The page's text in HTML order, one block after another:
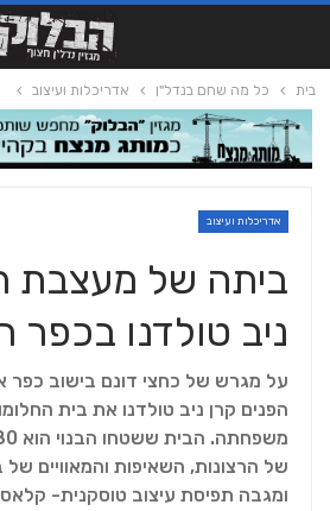
בית כל מה שחם בנדל"ן אדריכלות ועיצוב
אדריכלות ועיצוב
ביתה של מעצבת
ניב טולדנו בכפר
על מגרש של כחצי דונם בישוב כפר
הפנים קרן ניב טולדנו את בית
של הרצונות, השאיפות והמאוויים של
ומגבה תפיסת עיצוב טוסקנית-